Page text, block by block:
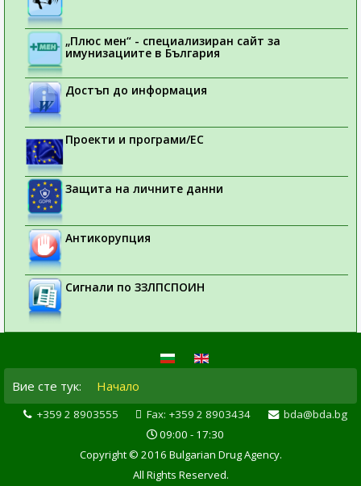
„Плюс мен“ - специализиран сайт за
имунизациите в България
Достъп до информация
Проекти и програми/ЕС
Защита на личните данни
Антикорупция
Сигнали по ЗЗЛПСПОИН
Вие сте тук: Начало
+359 2 8903555 Fax: +359 2 8903434
bda@bda.bg
09:00 - 17:30
Copyright © 2016 Bulgarian Drug Agency.
All Rights Reserved.